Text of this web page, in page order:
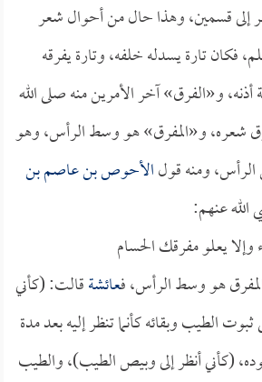
إلى قسمين، وهذا حال من أحوال شعر
فكان تارة يسدله خلفه، وتارة يفرقه
و«الفرق» آخر الأمرين منه صلى الله
شعره، و«المفرق» هو وسط الرأس، وهو
ومنه قولالأحوص بن عاصم بن
عنهم:
يعلو مفرقك الحسام
هو وسط الرأس، فعائشةقالت: (كأني
الطيب وبقائه كأنما تنظر إليه بعد مدة
(كأني أنظر إلى وبيص الطيب)، والطيب